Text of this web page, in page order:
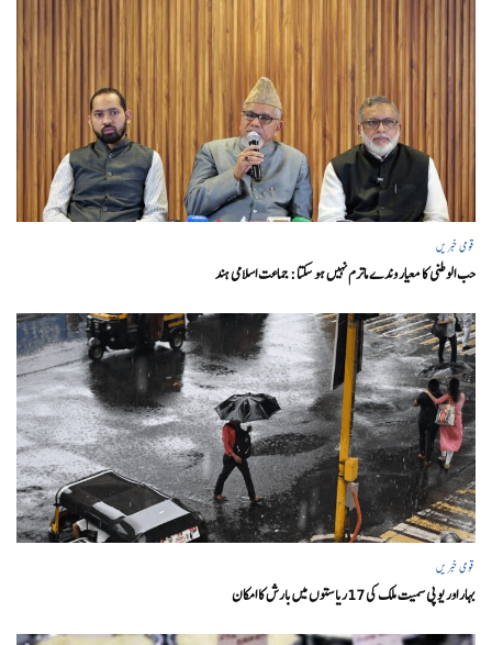
قومی خبریں
حب الوطنی کا معیار وندے ماترم نہیں ہو سکتا : جماعت اسلامی ہند
قومی خبریں
بہار اور یو پی سمیت ملک کی 17ریاستوں میں بارش کا امکان